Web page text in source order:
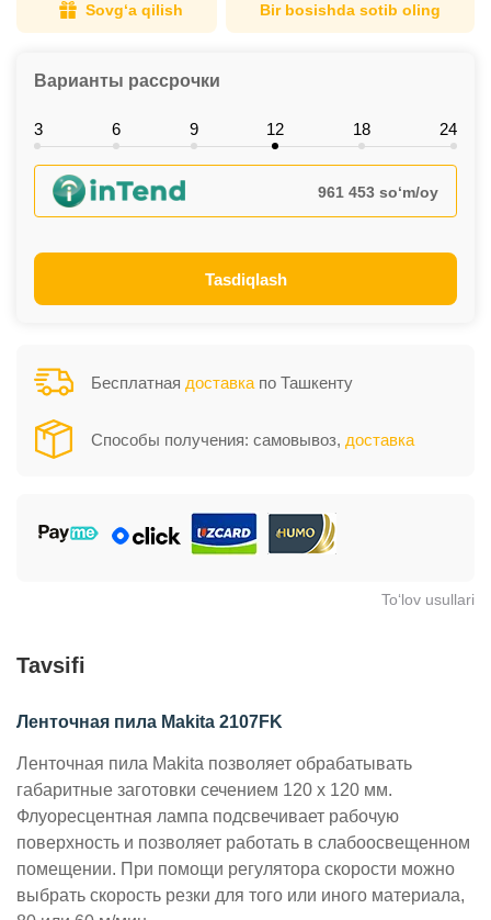
Sovg‘a qilish Bir bosishda sotib oling
Варианты рассрочки
3 6 9 12 18 24
961 453 so‘m/oy
Tasdiqlash
Бесплатная доставка по Ташкенту
Способы получения: самовывоз, доставка
To‘lov usullari
Tavsifi
Ленточная пила Makita 2107FK
Ленточная пила Makita позволяет обрабатывать
габаритные заготовки сечением 120 x 120 мм.
Флуоресцентная лампа подсвечивает рабочую
поверхность и позволяет работать в слабоосвещенном
помещении. При помощи регулятора скорости можно
выбрать скорость резки для того или иного материала,